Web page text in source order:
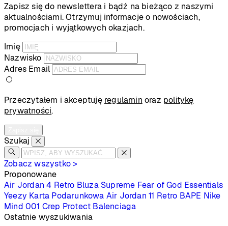
Zapisz się do newslettera i bądź na bieżąco z naszymi
aktualnościami. Otrzymuj informacje o nowościach,
promocjach i wyjątkowych okazjach.
Imię
Nazwisko
Adres Email
Przeczytałem i akceptuję regulamin oraz politykę
prywatności.
Szukaj
Zobacz wszystko >
Proponowane
Air Jordan 4 Retro Bluza Supreme Fear of God Essentials
Yeezy Karta Podarunkowa Air Jordan 11 Retro BAPE Nike
Mind 001 Crep Protect Balenciaga
Ostatnie wyszukiwania